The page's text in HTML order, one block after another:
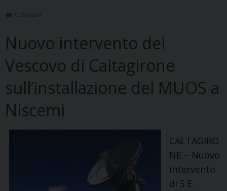
COMMENT
Nuovo intervento del
Vescovo di Caltagirone
sull’installazione del MUOS a
Niscemi
CALTAGIRO
NE – Nuovo
intervento
di S.E.